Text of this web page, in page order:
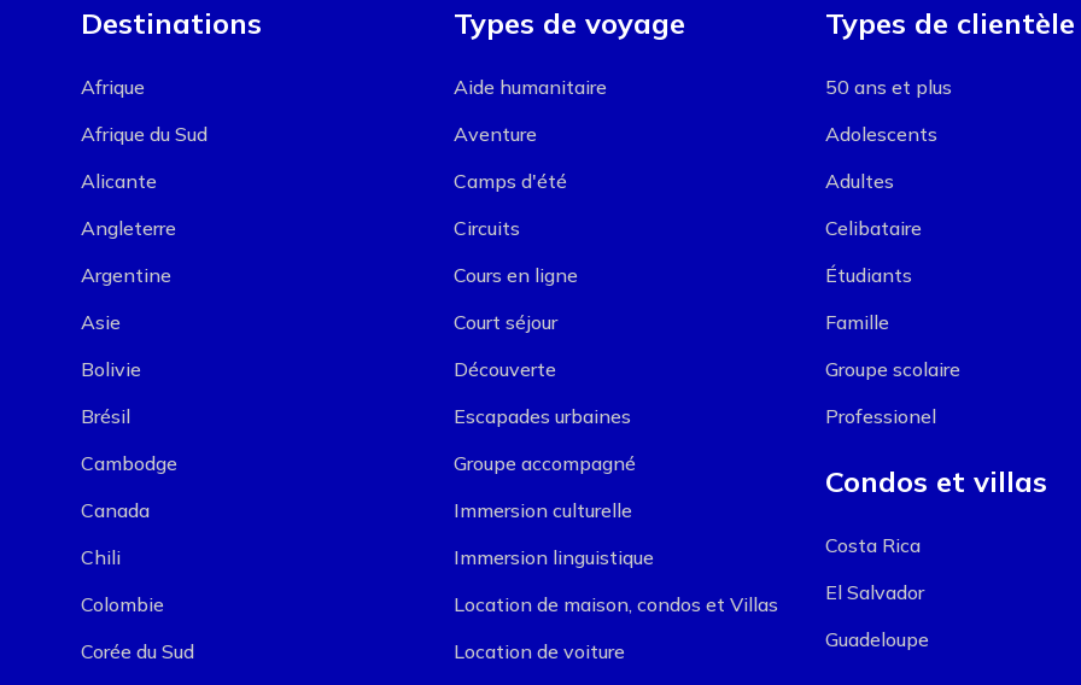
Destinations
Afrique
Afrique du Sud
Alicante
Angleterre
Argentine
Asie
Bolivie
Brésil
Cambodge
Canada
Chili
Colombie
Corée du Sud
Types de voyage
Aide humanitaire
Aventure
Camps d'été
Circuits
Cours en ligne
Court séjour
Découverte
Escapades urbaines
Groupe accompagné
Immersion culturelle
Immersion linguistique
Location de maison, condos et Villas
Location de voiture
Types de clientèle
50 ans et plus
Adolescents
Adultes
Celibataire
Étudiants
Famille
Groupe scolaire
Professionel
Condos et villas
Costa Rica
El Salvador
Guadeloupe